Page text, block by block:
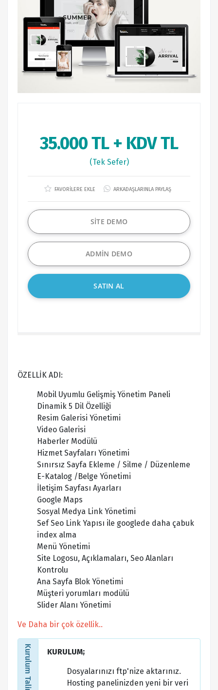
35.000 TL + KDV TL
(Tek Sefer)
FAVORİLERE EKLE ARKADAŞLARINLA PAYLAŞ
SİTE DEMO
ADMİN DEMO
SATIN AL
ÖZELLİK ADI:
Mobil Uyumlu Gelişmiş Yönetim Paneli
Dinamik 5 Dil Özelliği
Resim Galerisi Yönetimi
Video Galerisi
Haberler Modülü
Hizmet Sayfaları Yönetimi
Sınırsız Sayfa Ekleme / Silme / Düzenleme
E-Katalog /Belge Yönetimi
İletişim Sayfası Ayarları
Google Maps
Sosyal Medya Link Yönetimi
Sef Seo Link Yapısı ile googlede daha çabuk
index alma
Menü Yönetimi
Site Logosu, Açıklamaları, Seo Alanları
Kontrolu
Ana Sayfa Blok Yönetimi
Müşteri yorumları modülü
Slider Alanı Yönetimi
Ve Daha bir çok özellik..
KURULUM;
Dosyalarınızı ftp'nize aktarınız.
Hosting panelinizden yeni bir veri